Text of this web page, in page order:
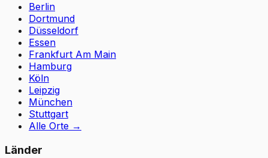
Berlin
Dortmund
Düsseldorf
Essen
Frankfurt Am Main
Hamburg
Köln
Leipzig
München
Stuttgart
Alle Orte →
Länder